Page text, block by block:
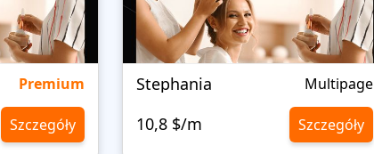
Premium
Szczegóły
Stephania Multipage
10,8 $/m Szczegóły